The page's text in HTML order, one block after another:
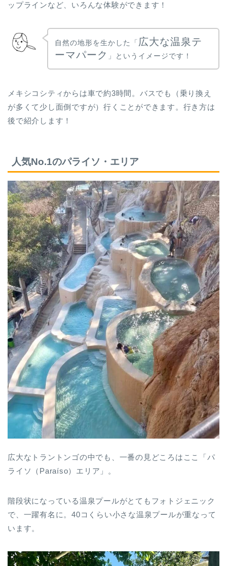
ップラインなど、いろんな体験ができます！
自然の地形を生かした「 広大な温泉テ
ーマパーク 」というイメージです！
メキシコシティからは車で約3時間。バスでも（乗り換え
が多くて少し面倒ですが）行くことができます。行き方は
後で紹介します！
人気No.1のパライソ・エリア
広大なトラントンゴの中でも、一番の見どころはここ「パ
ライソ（Paraíso）エリア」。
階段状になっている温泉プールがとてもフォトジェニック
で、一躍有名に。40コくらい小さな温泉プールが重なって
います。